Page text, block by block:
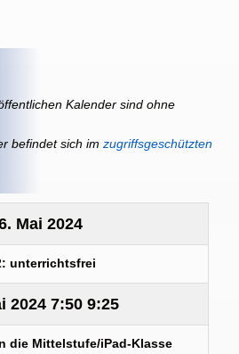
Kalender sind ohne
befindet sich im zugriffsgeschützten
Mai 2024
unterrichtsfrei
20247:50 9:25
die Mittelstufe/iPad-Klasse